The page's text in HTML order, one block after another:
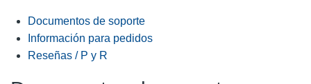
Documentos de soporte
Información para pedidos
Reseñas / P y R